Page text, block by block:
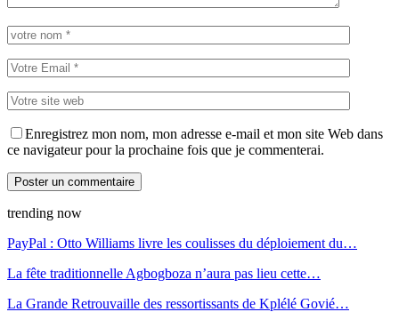
Enregistrez mon nom, mon adresse e-mail et mon site Web dans
ce navigateur pour la prochaine fois que je commenterai.
trending now
PayPal : Otto Williams livre les coulisses du déploiement du…
La fête traditionnelle Agbogboza n’aura pas lieu cette…
La Grande Retrouvaille des ressortissants de Kplélé Govié…